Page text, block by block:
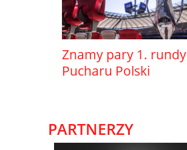
Znamy pary 1. rundy
Pucharu Polski
PARTNERZY